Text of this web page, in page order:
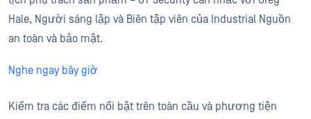
Hale, Người sáng lập và Biên tập viên của Industrial Nguồn
an toàn và bảo mật.
Nghe ngay bây giờ
Kiểm tra các điểm nổi bật trên toàn cầu và phương tiện